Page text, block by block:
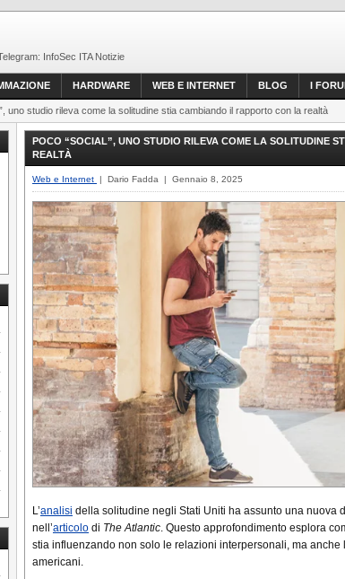
InfoSec ITA Notizie
HARDWARE WEB E INTERNET BLOG I
uno studio rileva come la solitudine stia cambiando il rapporto con la realtà
POCO “SOCIAL”, UNO STUDIO RILEVA COME LA SOLITUDINE
REALTÀ
Web e Internet | Dario Fadda | Gennaio 8, 2025
L’analisi della solitudine negli Stati Uniti ha assunto una nuova
nell’articolo di The Atlantic . Questo approfondimento esplora
stia influenzando non solo le relazioni interpersonali, ma anche
americani.